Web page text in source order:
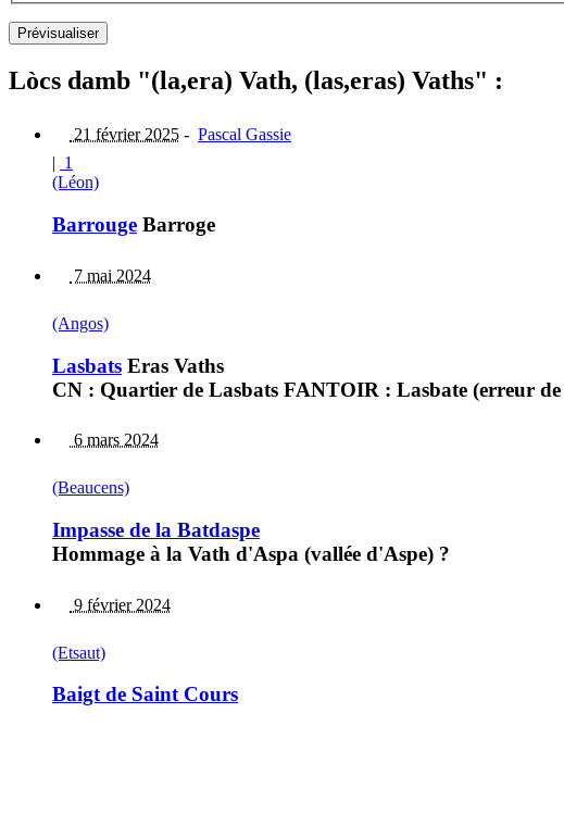
Lòcs damb "(la,era) Vath, (las,eras) Vaths" :
21 février 2025 - Pascal Gassie
| 1
(Léon)
Barrouge Barroge
7 mai 2024
(Angos)
Lasbats Eras Vaths
CN : Quartier de Lasbats FANTOIR : Lasbate (erreur
6 mars 2024
(Beaucens)
Impasse de la Batdaspe
Hommage à la Vath d'Aspa (vallée d'Aspe) ?
9 février 2024
(Etsaut)
Baigt de Saint Cours